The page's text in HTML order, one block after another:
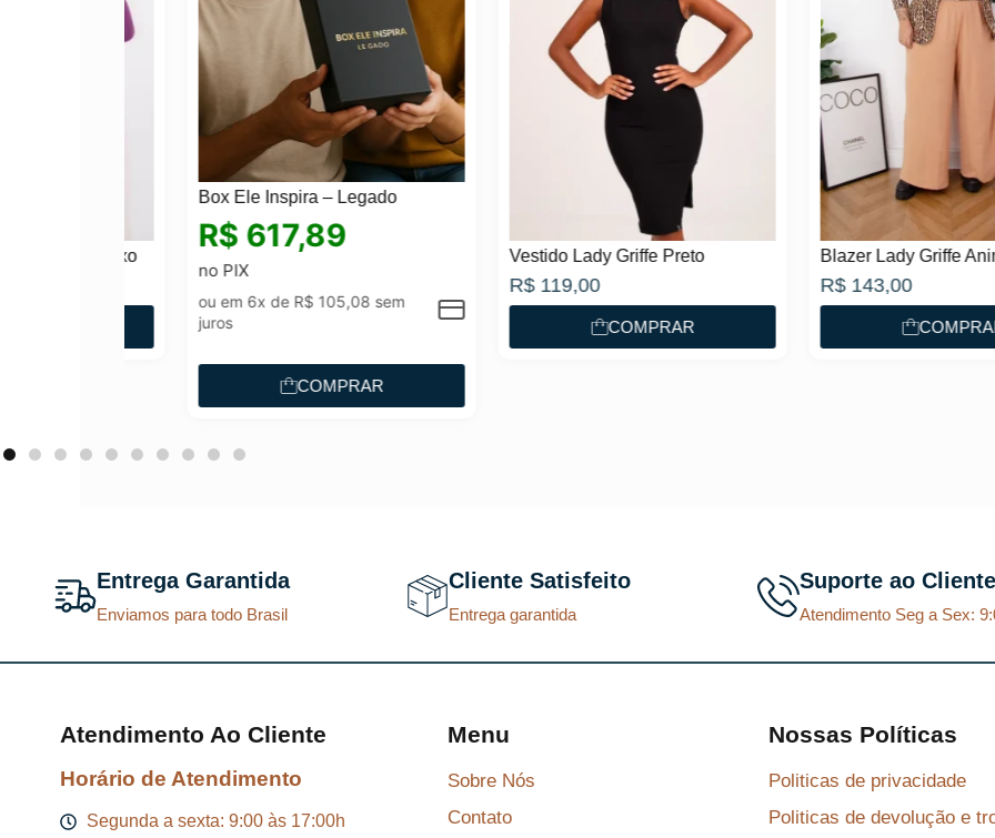
Box Ele Inspira – Legado
R$ 617,89
ou em 6x de R$105,08 sem
COMPRAR
Vestido Lady Griffe Preto
119,00
COMPRAR
Blazer Lady Griffe Animal
143,00
COMPRAR
Entrega Garantida
Enviamos para todo Brasil
Cliente Satisfeito
Entrega garantida
Suporte ao Cliente
Atendimento Seg a Sex:
Atendimento Ao Cliente
Horário de Atendimento
Segunda a sexta: 9:00 às 17:00h
Menu
Sobre Nós
Contato
Nossas Políticas
Politicas de privacidade
Politicas de devolução e